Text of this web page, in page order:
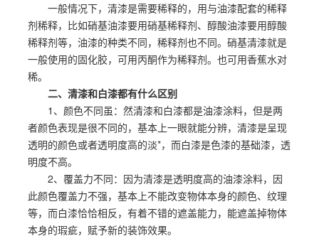
一般情况下，清漆是需要稀释的，用与油漆配套的稀释
剂稀释，比如硝基油漆要用硝基稀释剂、醇酸油漆要用醇酸
稀释剂等，油漆的种类不同，稀释剂也不同。硝基清漆就是
一般使用的固化胶，可用丙酮作为稀释剂。也可用香蕉水对
稀。
二、清漆和白漆都有什么区别
1、颜色不同虽：然清漆和白漆都是油漆涂料，但是两
者颜色表现是很不同的，基本上一眼就能分辨，清漆是呈现
透明的颜色或者透明度高的淡*，而白漆是色漆的基础漆，透
明度不高。
2、覆盖力不同：因为清漆是透明度高的油漆涂料，因
此颜色覆盖力不强，基本上不能改变物体本身的颜色、纹理
等，而白漆恰恰相反，有着不错的遮盖能力，能遮盖掉物体
本身的瑕疵，赋予新的装饰效果。